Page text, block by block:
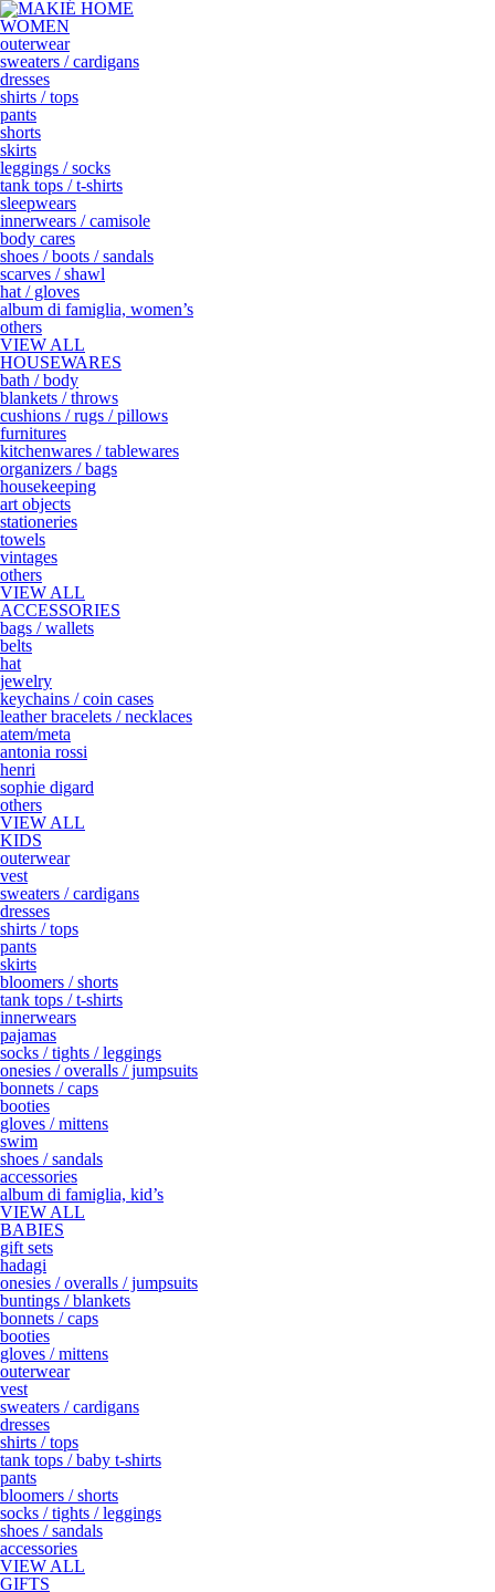
WOMEN
outerwear
sweaters / cardigans
dresses
shirts / tops
pants
shorts
skirts
leggings / socks
tank tops / t-shirts
sleepwears
innerwears / camisole
body cares
shoes / boots / sandals
scarves / shawl
hat / gloves
album di famiglia, women’s
others
VIEW ALL
HOUSEWARES
bath / body
blankets / throws
cushions / rugs / pillows
furnitures
kitchenwares / tablewares
organizers / bags
housekeeping
art objects
stationeries
towels
vintages
others
VIEW ALL
ACCESSORIES
bags / wallets
belts
hat
jewelry
keychains / coin cases
leather bracelets / necklaces
atem/meta
antonia rossi
henri
sophie digard
others
VIEW ALL
KIDS
outerwear
vest
sweaters / cardigans
dresses
shirts / tops
pants
skirts
bloomers / shorts
tank tops / t-shirts
innerwears
pajamas
socks / tights / leggings
onesies / overalls / jumpsuits
bonnets / caps
booties
gloves / mittens
swim
shoes / sandals
accessories
album di famiglia, kid’s
VIEW ALL
BABIES
gift sets
hadagi
onesies / overalls / jumpsuits
buntings / blankets
bonnets / caps
booties
gloves / mittens
outerwear
vest
sweaters / cardigans
dresses
shirts / tops
tank tops / baby t-shirts
pants
bloomers / shorts
socks / tights / leggings
shoes / sandals
accessories
VIEW ALL
GIFTS